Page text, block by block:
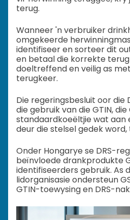
terug.
Wanneer 'n verbruiker
omgekeerde
identifiseer en sorteer dit
en betaal die korrekte
doeltreffend en veilig as
terugkeer.
Die regeringsbesluit oor die
die gebruik van die GTIN, die
standaardkoeëltjie wat aan
deur die stelsel gedek word,
Onder Hongarye se DRS-
beïnvloede drankprodukte
identifiseerders gebruik. As
lidorganisasie ondersteun
GTIN-toewysing en DRS-